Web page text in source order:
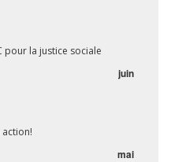
pour la justice sociale
juin
mai